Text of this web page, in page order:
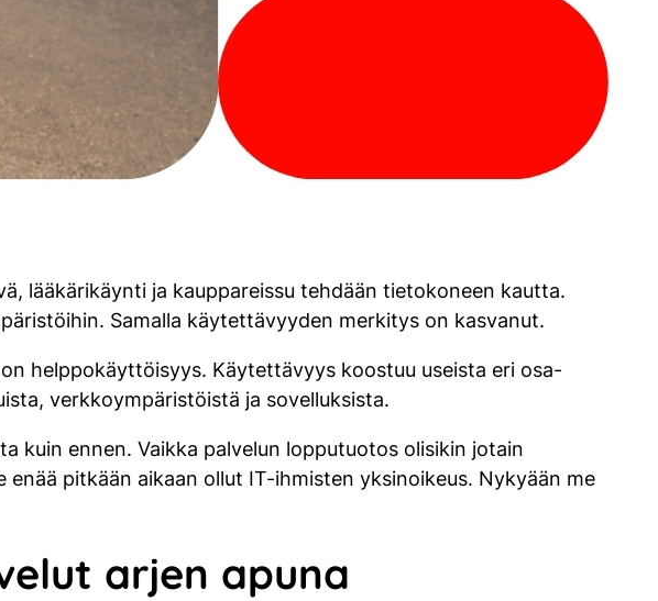
lääkärikäynti ja kauppareissu tehdään tietokoneen kautta.
Samalla käytettävyyden merkitys on kasvanut.
helppokäyttöisyys. Käytettävyys koostuu useista eri osa-
verkkoympäristöistä ja sovelluksista.
kuin ennen. Vaikka palvelun lopputuotos olisikin jotain
pitkään aikaan ollut IT-ihmisten yksinoikeus. Nykyään me
arjen apuna